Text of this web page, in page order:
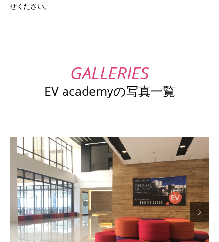
せください。
EV academyの写真一覧
 